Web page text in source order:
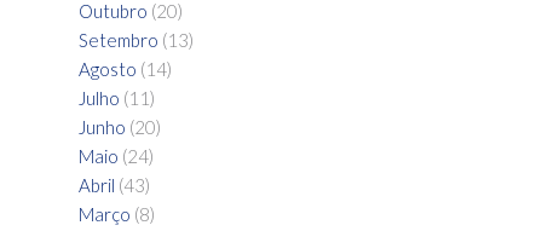
Outubro (20)
Setembro (13)
Agosto (14)
Julho (11)
Junho (20)
Maio (24)
Abril (43)
Março (8)